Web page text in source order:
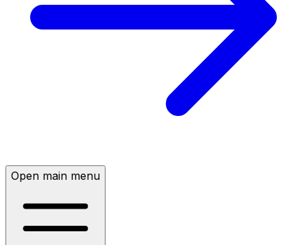
Open main menu